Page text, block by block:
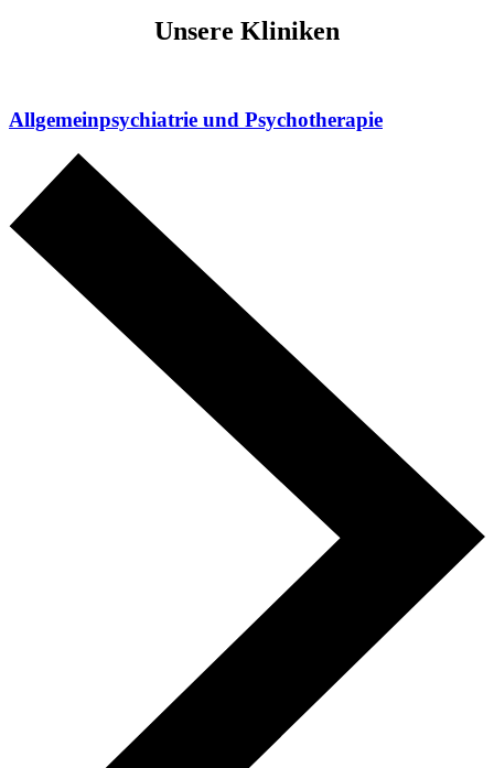
Unsere Kliniken
Allgemein­psychiatrie und Psychotherapie